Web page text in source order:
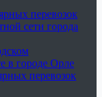
перевозок
сети города
в городе Орле
перевозок